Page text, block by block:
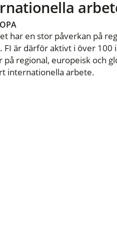
har en stor påverkan på
FI är därför aktivt i över
regional, europeisk och
internationella arbete.